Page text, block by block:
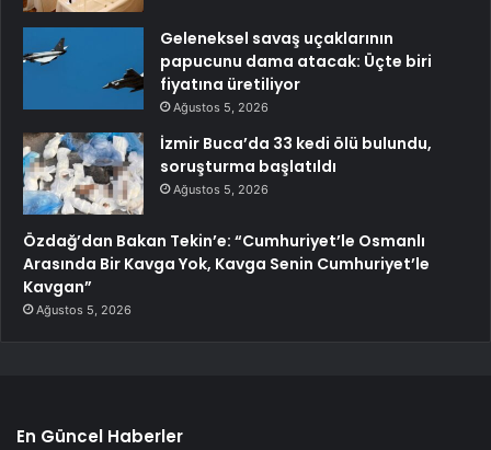
Geleneksel savaş uçaklarının
papucunu dama atacak: Üçte biri
fiyatına üretiliyor
Ağustos 5, 2026
İzmir Buca’da 33 kedi ölü bulundu,
soruşturma başlatıldı
Ağustos 5, 2026
Özdağ’dan Bakan Tekin’e: “Cumhuriyet’le Osmanlı
Arasında Bir Kavga Yok, Kavga Senin Cumhuriyet’le
Kavgan”
Ağustos 5, 2026
En Güncel Haberler